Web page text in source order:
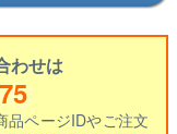
わせは
品ページIDやご注文